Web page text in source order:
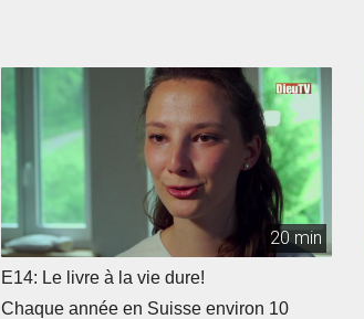
Nous l’avons rencontré entre deux foulés.
Amitiés et déguisements font-ils bon
ménage? Jaïr nous démontre que oui!
Une histoire rafraîchissante à découvrir
dans notre nouvelle série intitulée: « A
visage découvert ».
20 min
E14: Le livre à la vie dure!
Chaque année en Suisse environ 10